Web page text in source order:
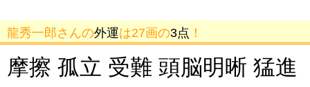
龍秀一郎さんの外運は27画の3点 ！
摩擦 孤立 受難 頭脳明晰 猛進